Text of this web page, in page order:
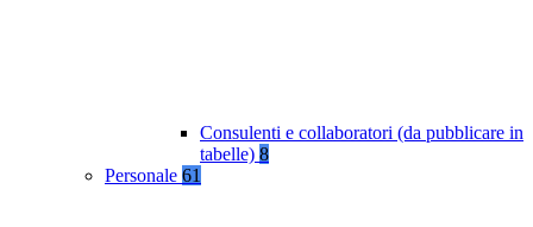
Consulenti e collaboratori (da pubblicare in
tabelle) 8
Personale 61